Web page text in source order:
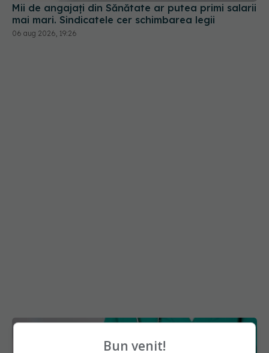
06 aug 2026, 19:26
Bun venit!